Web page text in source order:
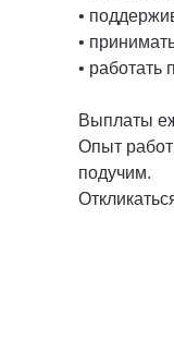
•
•
• работать
Выплаты
Опыт
подучим.